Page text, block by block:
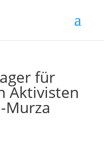
für
Aktivisten
Murza